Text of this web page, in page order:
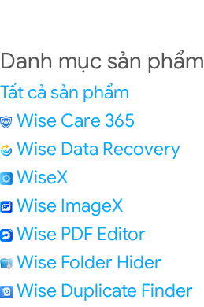
Danh mục sản phẩm
Tất cả sản phẩm
Wise Care 365
Wise Data Recovery
WiseX
Wise ImageX
Wise PDF Editor
Wise Folder Hider
Wise Duplicate Finder